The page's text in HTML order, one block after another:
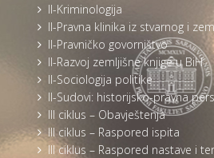
II-Kriminologija
II-Pravna klinika iz stvarnog i
II-Pravničko govorništvo
II-Razvoj zemljišne knjige u BiH
II-Sociologija politike
II-Sudovi: historijsko-pravna
III ciklus – Obavještenja
III ciklus – Raspored ispita
III ciklus – Raspored nastave i